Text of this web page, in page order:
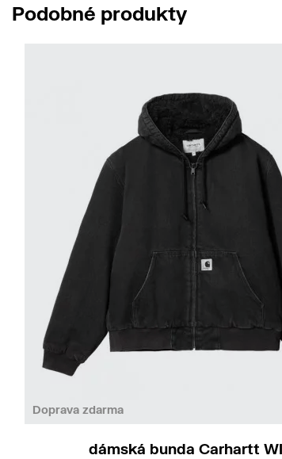
Podobné produkty
Doprava zdarma
dámská bunda Carhartt